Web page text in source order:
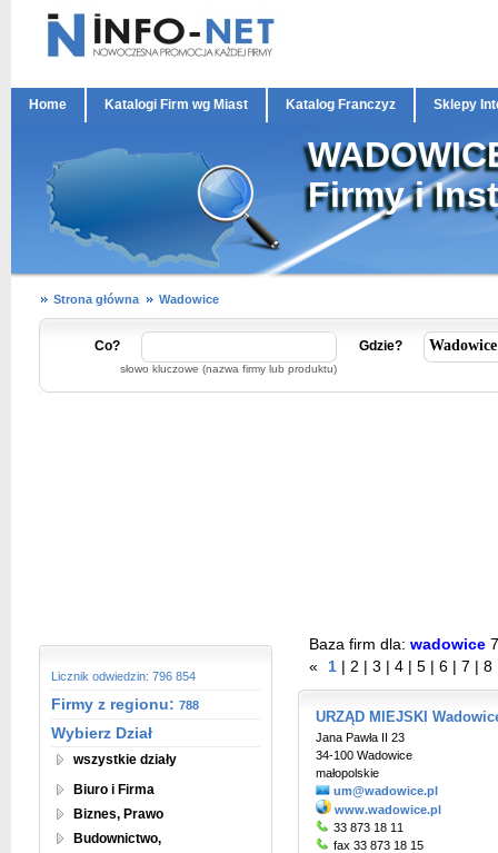
Home Katalogi Firm wg Miast Katalog Franczyz Sklepy
Firmy i
Strona główna Wadowice
Co?
słowo kluczowe (nazwa firmy lub produktu)
Gdzie?
Licznik odwiedzin: 796 854
Firmy z regionu: 788
Wybierz Dział
wszystkie działy
Biuro i Firma
Biznes, Prawo
Budownictwo,
Baza firm dla: wadowice
«
1 2 3 4 5 6 7 8
URZĄD MIEJSKI
Jana Pawła II 23
34-100 Wadowice
małopolskie
um@wadowice.pl
www.wadowice.pl
33 873 18 11
fax 33 873 18 15